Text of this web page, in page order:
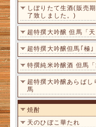
しぼりたて生酒(販売
了致しました。)
超特撰大吟醸 但馬「天
超特撰大吟醸但馬｢極｣
特撰純米吟醸酒 但馬「
超特撰大吟醸あらばし
馬
焼酎
天のひぼこ華たれ